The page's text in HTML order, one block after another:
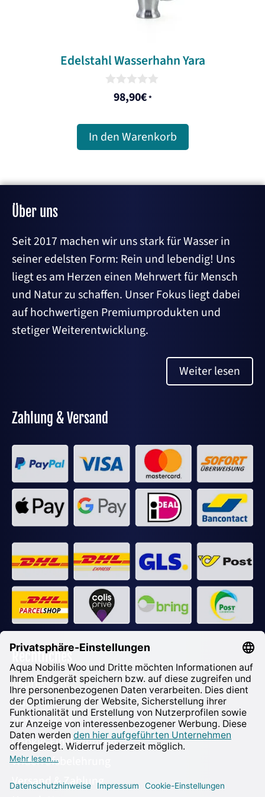
Edelstahl Wasserhahn Yara
o
f
5
98,90€*
In den Warenkorb
Über uns
Seit 2017 machen wir uns stark für Wasser in
seiner edelsten Form: Rein und lebendig! Uns
liegt es am Herzen einen Mehrwert für Mensch
und Natur zu schaffen. Unser Fokus liegt dabei
auf hochwertigen Premiumprodukten und
stetiger Weiterentwicklung.
Weiter lesen
Zahlung & Versand
Rechtliches
Impressum
AGB
Datenschutz
Cookie-Einstellungen
Widerrufsbelehrung
Versand & Zahlung